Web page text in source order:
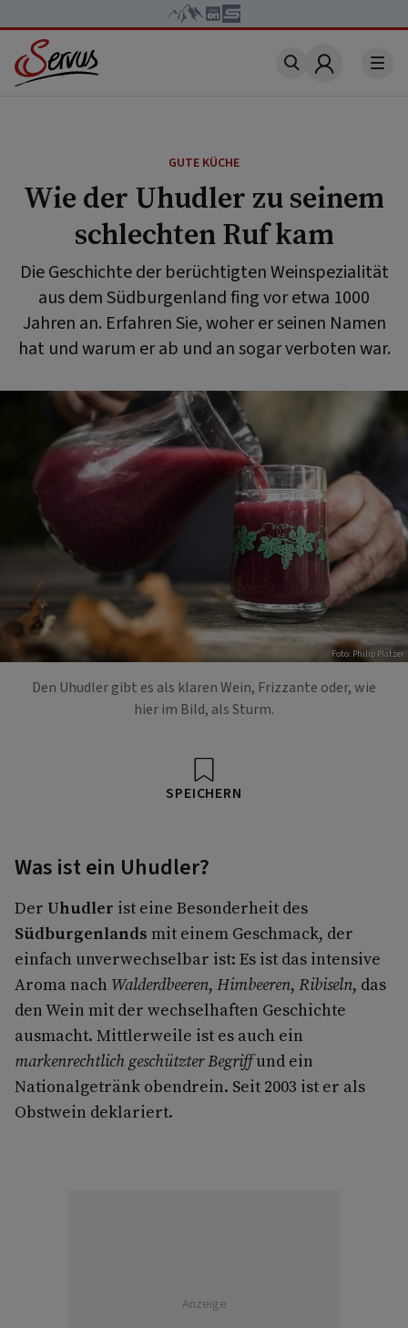
Account
GUTE KÜCHE
Wie der Uhudler zu seinem
schlechten Ruf kam
Die Geschichte der berüchtigten Weinspezialität
aus dem Südburgenland fing vor etwa 1000
Jahren an. Erfahren Sie, woher er seinen Namen
hat und warum er ab und an sogar verboten war.
Foto: Philip Platzer
Den Uhudler gibt es als klaren Wein, Frizzante oder, wie
hier im Bild, als Sturm.
SPEICHERN
Was ist ein Uhudler?
Der Uhudler ist eine Besonderheit des
Südburgenlands mit einem Geschmack, der
einfach unverwechselbar ist: Es ist das intensive
Aroma nach Walderdbeeren, Himbeeren, Ribiseln, das
den Wein mit der wechselhaften Geschichte
ausmacht. Mittlerweile ist es auch ein
markenrechtlich geschützter Begriffund ein
Nationalgetränk obendrein. Seit 2003 ist er als
Obstwein deklariert.
Anzeige